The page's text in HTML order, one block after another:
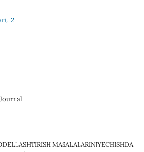
2
MASALALARINIYECHISHDA